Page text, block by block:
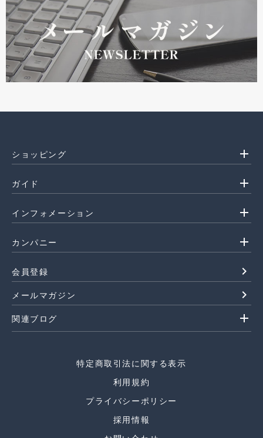
ショッピング add
ガイド add
インフォメーション add
カンパニー add
会員登録 navigate_next
メールマガジン navigate_next
関連ブログ add
特定商取引法に関する表示
利用規約
プライバシーポリシー
採用情報